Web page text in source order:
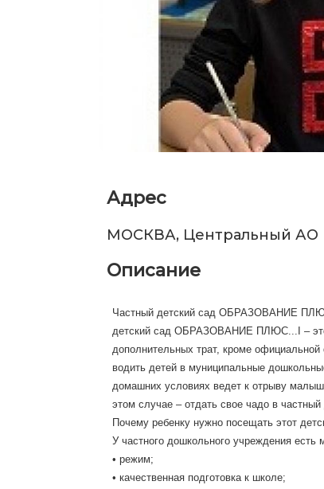
Адрес
МОСКВА, Центральный АО
Описание
Частный детский сад ОБРАЗОВАНИЕ
детский сад ОБРАЗОВАНИЕ ПЛЮС...I – это
дополнительных трат, кроме
водить детей в муниципальные
домашних условиях ведет к отрыву
этом случае – отдать свое чадо в
Почему ребенку нужно посещать этот
У частного дошкольного учреждения
• режим;
• качественная подготовка к школе;